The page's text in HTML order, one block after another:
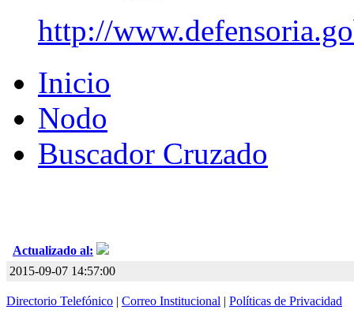
http://
Inicio
Nodo
Buscador Cruzado
Actualizado al:
2015-09-07 14:57:00
Directorio Telefónico | Correo Institucional | Políticas de Privacidad